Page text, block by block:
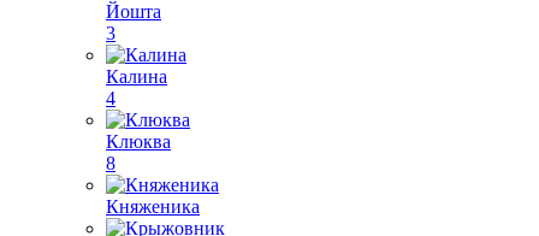
Йошта
3
Калина
4
Клюква
8
Княженика